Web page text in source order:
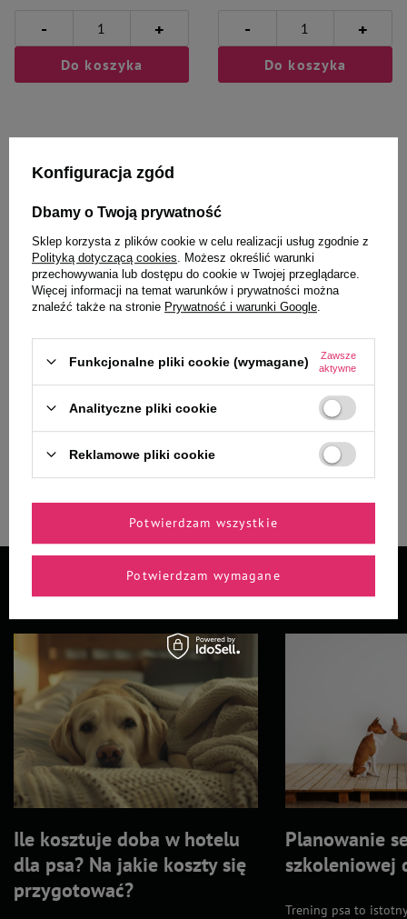
- +
Do koszyka
- +
Do koszyka
Zaufane i polecane przez
naszych ekspertów
psa/kota czarno/szary 56 x 37 x
338,99 zł
- +
Do koszyka
czarny/szary 50 x 40 x 50 cm
209,99 zł
- +
Do koszyka
Z naszego bloga
Ile kosztuje doba w hotelu
dla psa? Na jakie koszty się
przygotować?
Planowanie
szkoleniowej
Trening psa to
Konfiguracja zgód
Dbamy o Twoją prywatność
Sklep korzysta z plików cookie w celu realizacji usług zgodnie z
Polityką dotyczącą cookies . Możesz określić warunki
przechowywania lub dostępu do cookie w Twojej przeglądarce.
Więcej informacji na temat warunków i prywatności można
znaleźć także na stronie Prywatność i warunki Google
Funkcjonalne pliki cookie (wymagane)
Zawsze
aktywne
Analityczne pliki cookie
Reklamowe pliki cookie
Potwierdzam wymagane
Potwierdzam wszystkie